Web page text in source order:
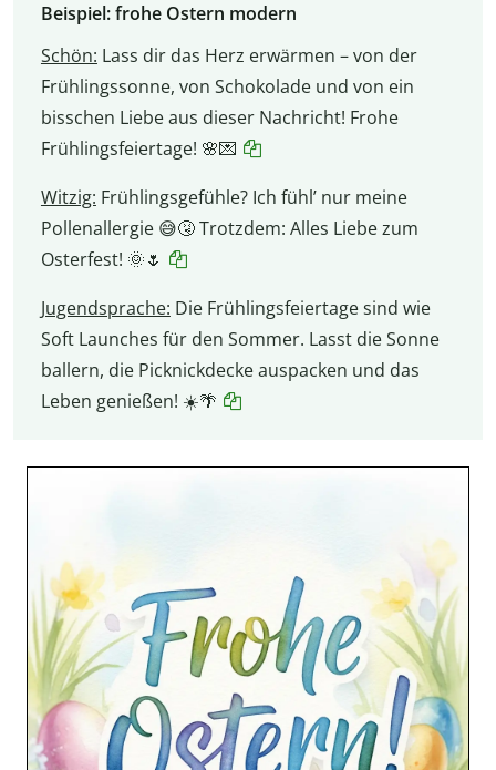
Beispiel: frohe Ostern modern
Schön: Lass dir das Herz erwärmen – von der
Frühlingssonne, von Schokolade und von ein
bisschen Liebe aus dieser Nachricht! Frohe
Frühlingsfeiertage! 🌸💌
Witzig: Frühlingsgefühle? Ich fühl’ nur meine
Pollenallergie 😅🤧 Trotzdem: Alles Liebe zum
Osterfest! 🌞🌷
Jugendsprache: Die Frühlingsfeiertage sind wie
Soft Launches für den Sommer. Lasst die Sonne
ballern, die Picknickdecke auspacken und das
Leben genießen! ☀️🌴